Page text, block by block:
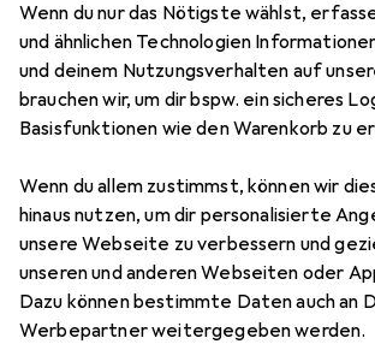
Wenn du nur das Nötigste wählst,
und ähnlichen Technologien
und deinem Nutzungsverhalten auf
brauchen wir, um dir bspw. ein sicheres
Basisfunktionen wie den Warenkorb zu
Wenn du allem zustimmst, können wir
hinaus nutzen, um dir personalisierte
unsere Webseite zu verbessern und
unseren und anderen Webseiten oder
Dazu können bestimmte Daten auch an
Werbepartner weitergegeben werden.
EUR
349,99
Stahlwerk
ST IGBT
Zubehör für Stahlwerk
Schweissgerät DC WIG
IGBT Vollausstattung